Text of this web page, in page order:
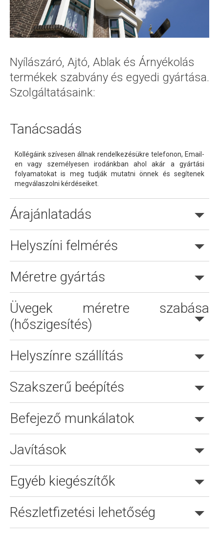
Nyílászáró, Ajtó, Ablak és Árnyékolás
termékek szabvány és egyedi gyártása.
Szolgáltatásaink:
Tanácsadás
Kollégáink szívesen állnak rendelkezésükre telefonon, Email-
en vagy személyesen irodánkban ahol akár a gyártási
folyamatokat is meg tudják mutatni önnek és segítenek
megválaszolni kérdéseiket.
Árajánlatadás
Online árajánlatkérés is lehetséges.
Helyszíni felmérés
Méretre gyártás
Üvegek méretre szabása
(hőszigesítés)
Helyszínre szállítás
Szakszerű beépítés
Befejező munkálatok
Javítások
Egyéb kiegészítők
Részletfizetési lehetőség